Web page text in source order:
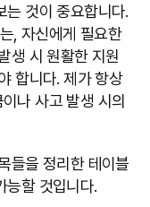
는 것이 중요합니다.
, 자신에게 필요한
생 시 원활한 지원
합니다. 제가 항상
나 사고 발생 시의
들을 정리한 테이블
능할 것입니다.